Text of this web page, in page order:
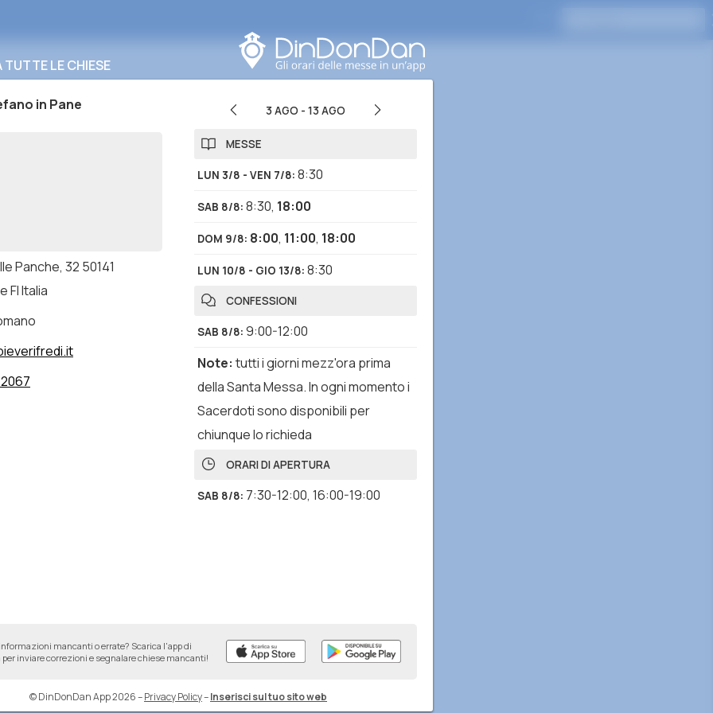
LE CHIESE
in Pane
Panche, 32 50141
FI Italia
3 AGO - 13 AGO
MESSE
LUN 3/8 - VEN 7/8: 8:30
SAB 8/8: 8:30, 18:00
DOM 9/8: 8:00, 11:00, 18:00
LUN 10/8 - GIO 13/8: 8:30
CONFESSIONI
SAB 8/8: 9:00-12:00
Note: tutti i giorni mezz'ora prima
della Santa Messa. In ogni momento i
Sacerdoti sono disponibili per
chiunque lo richieda
ORARI DI APERTURA
SAB 8/8: 7:30-12:00, 16:00-19:00
mancanti o errate? Scarica l'app di
per inviare correzioni e segnalare chiese mancanti!
© DinDonDan App 2026–Privacy Policy–Inserisci sul tuo sito web